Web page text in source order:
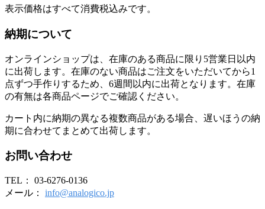
表示価格はすべて消費税込みです。
納期について
オンラインショップは、在庫のある商品に限り5営業日以内
に出荷します。在庫のない商品はご注文をいただいてから1
点ずつ手作りするため、6週間以内に出荷となります。在庫
の有無は各商品ページでご確認ください。
カート内に納期の異なる複数商品がある場合、遅いほうの納
期に合わせてまとめて出荷します。
お問い合わせ
TEL： 03-6276-0136
メール： info@analogico.jp